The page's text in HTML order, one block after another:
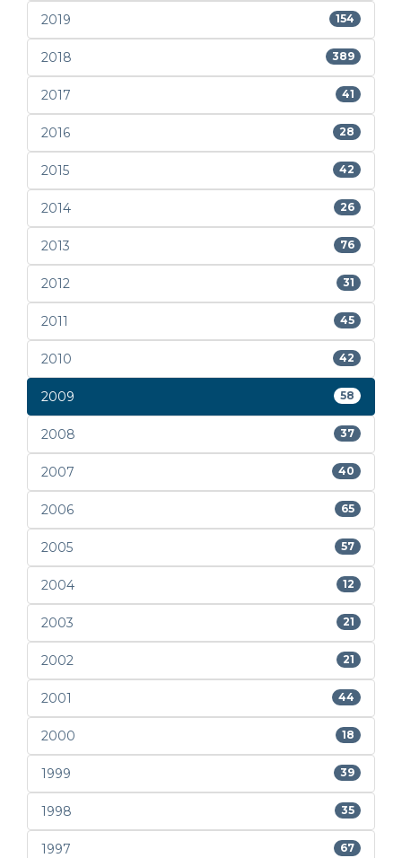
2019 154
2018 389
2017 41
2016 28
2015 42
2014 26
2013 76
2012 31
2011 45
2010 42
2009 58
2008 37
2007 40
2006 65
2005 57
2004 12
2003 21
2002 21
2001 44
2000 18
1999 39
1998 35
1997 67